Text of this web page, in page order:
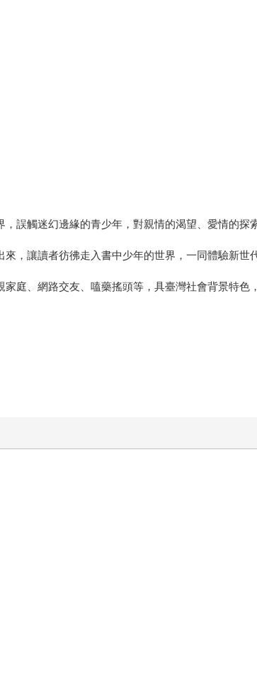
誤觸迷幻邊緣的青少年，對親情的渴望、愛情的
，讓讀者彷彿走入書中少年的世界，一同體驗新世
庭、網路交友、嗑藥搖頭等，具臺灣社會背景特色